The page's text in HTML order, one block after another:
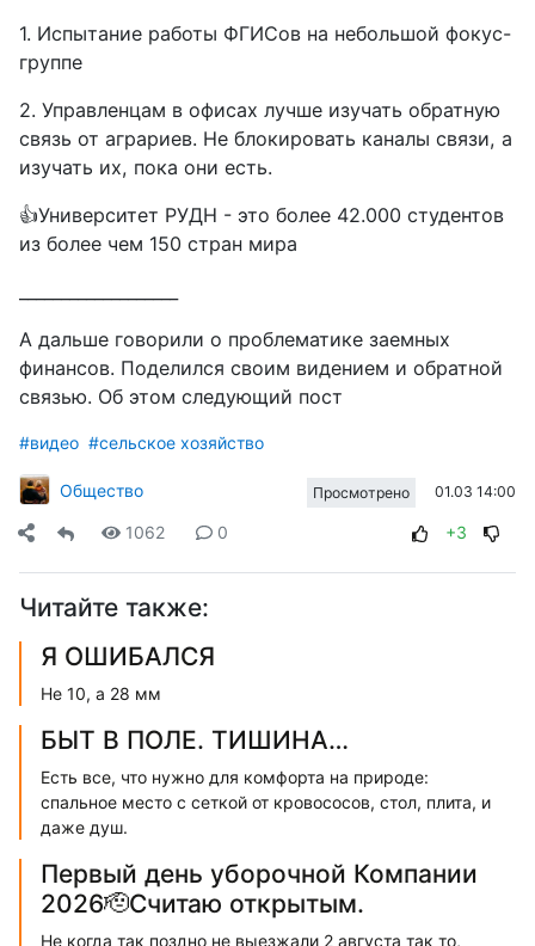
1. Испытание работы ФГИСов на небольшой фокус-
группе
2. Управленцам в офисах лучше изучать обратную
связь от аграриев. Не блокировать каналы связи, а
изучать их, пока они есть.
👍Университет РУДН - это более 42.000 студентов
из более чем 150 стран мира
А дальше говорили о проблематике заемных
финансов. Поделился своим видением и обратной
связью. Об этом следующий пост
#видео #сельское хозяйство
Общество Просмотрено 01.03 14:00
1062 0 +3
Читайте также:
Я ОШИБАЛСЯ
Не 10, а 28 мм
БЫТ В ПОЛЕ. ТИШИНА…
Есть все, что нужно для комфорта на природе:
спальное место с сеткой от кровососов, стол, плита, и
даже душ.
Первый день уборочной Компании
2026🫡Считаю открытым.
Не когда так поздно не выезжали 2 августа так то,